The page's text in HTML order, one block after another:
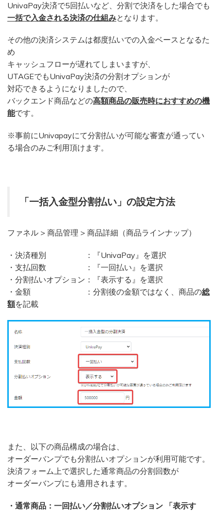
UnivaPay決済で5回払いなど、分割で決済をした場合でも
⼀括で入金される決済の仕組みとなります。
その他の決済システムは都度払いでの入金ベースとなるた
め
キャッシュフローが遅れてしまいますが、
UTAGEでもUnivaPay決済の分割オプションが
対応できるようになりましたので、
バックエンド商品などの高額商品の販売時におすすめの機
能です。
※事前にUnivapayにて分割払いが可能な審査が通ってい
る場合のみご利用頂けます。
「一括入金型分割払い」の設定方法
ファネル > 商品管理 > 商品詳細（商品ラインナップ）
・決済種別 ：『UnivaPay』を選択
・支払回数 ：『一回払い』を選択
・分割払いオプション：『表示する』を選択
・金額 ：分割後の金額ではなく、商品の総
額を記載
また、以下の商品構成の場合は、
オーダーバンプでも分割払いオプションが利用可能です。
決済フォーム上で選択した通常商品の分割回数が
オーダーバンプにも適用されます。
・通常商品：一回払い／分割払いオプション 「表示す